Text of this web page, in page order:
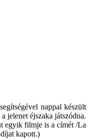
nappal készült
jelenet éjszaka játszódna.
egyik filmje is a címét /La
kapott.)